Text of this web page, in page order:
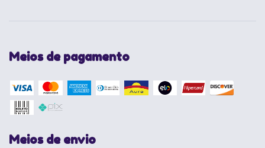
Meios de pagamento
Meios de envio